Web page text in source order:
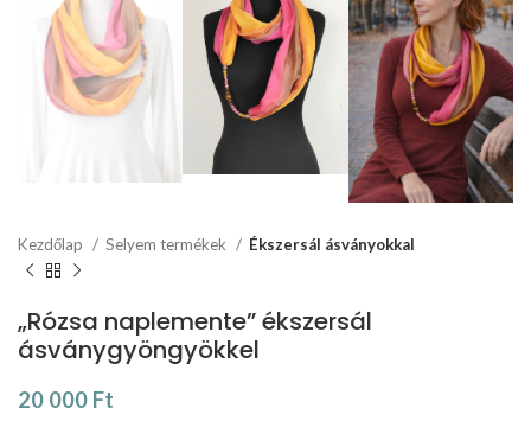
Kezdőlap Selyem termékek Ékszersál ásványokkal
„Rózsa naplemente” ékszersál
ásványgyöngyökkel
20 000 Ft